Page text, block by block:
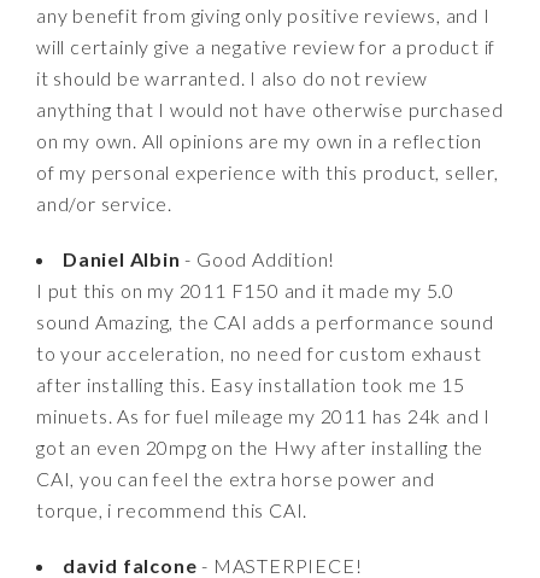
any benefit from giving only positive reviews, and I
will certainly give a negative review for a product if
it should be warranted. I also do not review
anything that I would not have otherwise purchased
on my own. All opinions are my own in a reflection
of my personal experience with this product, seller,
and/or service.
Daniel Albin - Good Addition!
I put this on my 2011 F150 and it made my 5.0
sound Amazing, the CAI adds a performance sound
to your acceleration, no need for custom exhaust
after installing this. Easy installation took me 15
minuets. As for fuel mileage my 2011 has 24k and I
got an even 20mpg on the Hwy after installing the
CAI, you can feel the extra horse power and
torque, i recommend this CAI.
david falcone - MASTERPIECE!